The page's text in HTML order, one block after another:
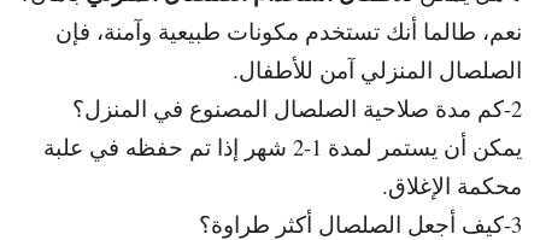
نعم، طالما أنك تستخدم مكونات طبيعية وآمنة، فإن
الصلصال المنزلي آمن للأطفال.
2-كم مدة صلاحية الصلصال المصنوع في المنزل؟
يمكن أن يستمر لمدة 1-2 شهر إذا تم حفظه في علبة
محكمة الإغلاق.
3-كيف أجعل الصلصال أكثر طراوة؟